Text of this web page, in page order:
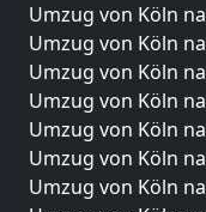
Umzug von Köln
Umzug von Köln
Umzug von Köln
Umzug von Köln
Umzug von Köln
Umzug von Köln
Umzug von Köln